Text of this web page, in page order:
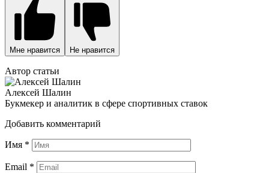
Мне нравится Не нравится
Автор статьи
Алексей Шалин
Букмекер и аналитик в сфере спортивных ставок
Добавить комментарий
Имя *
Email *